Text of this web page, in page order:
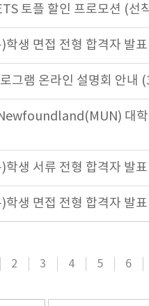
토플 할인 프로모션 (선
생 면접 전형 합격자 발표
그램 온라인 설명회 안내
대학
생 서류 전형 합격자 발표
학생 면접 전형 합격자 발
2 3 4 5 6